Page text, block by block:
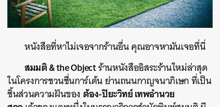
หนังสือที่หาไม่เจอจากร้านอื่น คุณอาจหามันเจอที่นี่
สมมติ & the Objectร้านหนังสืออิสระร้านใหม่ล่าสุด
ในโครงการชวนชื่นการ์เด้น ย่านถนนกาญจนาภิเษก ที่เป็น
ชิ้นส่วนความฝันของ ต้อง-ปิยะวิทย์ เทพอำนวย